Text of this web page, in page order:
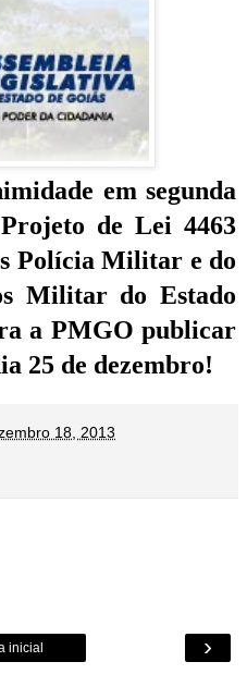
em segunda
de Lei 4463
Polícia Militar e do
Militar do Estado
a PMGO publicar
25 de dezembro!
18, 2013
›
inicial